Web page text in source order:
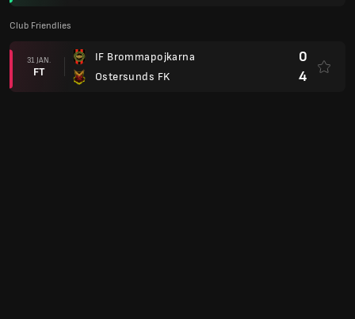
Club Friendlies
31 JAN.
FT
IF Brommapojkarna
Ostersunds FK
0
4